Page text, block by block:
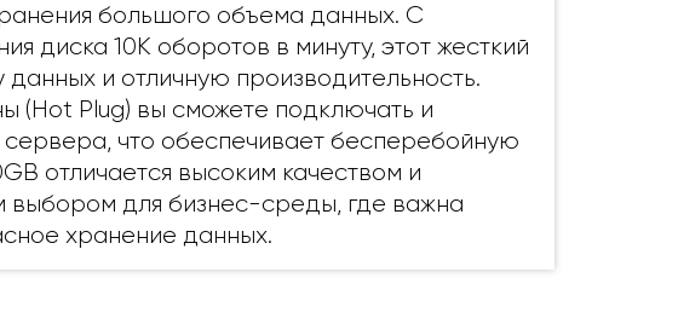
большого объема данных. С
диска 10K оборотов в минуту, этот жесткий
и отличную производительность.
(Hot Plug) вы сможете подключать и
что обеспечивает бесперебойную
отличается высоким качеством и
выбором для бизнес-среды, где важна
хранение данных.